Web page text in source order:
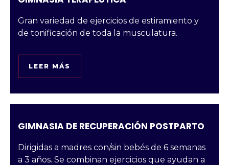
Gran variedad de ejercicios de estiramiento y
de tonificación de toda la musculatura.
LEER MÁS
GIMNASIA DE RECUPERACIÓN POSTPARTO
Dirigidas a madres con/sin bebés de 6 semanas
a 3 años. Se combinan ejercicios que ayudan a